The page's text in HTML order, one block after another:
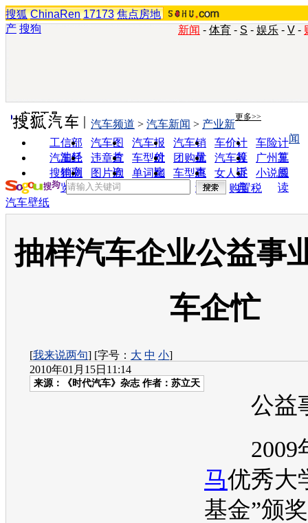
搜狐 ChinaRen 17173 焦点房地
产 搜狗 新闻 - 体育 - S - 娱乐 - V -
实用工具 更多>>
工信部
油耗
汽车图
片
汽车报
价
汽车销
量
车价计
算
车险计
算
汽车经
销商
违章查
询
车型对
比
团购优
惠
汽车投
诉
广州车
展
搜狗浏
览器
图片欣
赏
单词翻
车型查
询
女人宝
典
小说阅
读
汽车频道 > 汽车新闻 > 产业新
闻
购置税
汽车壁纸
抽样汽车企业公益事
车企忙
[我来说两句] [字号： 大 中 小]
2010年01月15日11:14
来源： 《时代汽车》杂志 作者：苏立天
公益
2009
马优秀大
基金”颁